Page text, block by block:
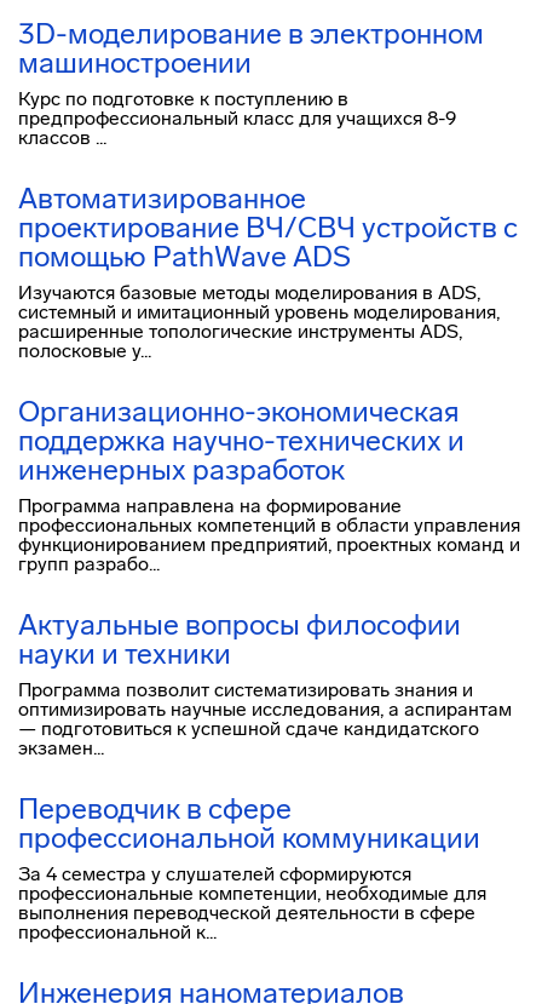
3D-моделирование в электронном
машиностроении
Курс по подготовке к поступлению в
предпрофессиональный класс для учащихся 8-9
классов ...
Автоматизированное
проектирование ВЧ/СВЧ устройств с
помощью PathWave ADS
Изучаются базовые методы моделирования в ADS,
системный и имитационный уровень моделирования,
расширенные топологические инструменты ADS,
полосковые у...
Организационно-экономическая
поддержка научно-технических и
инженерных разработок
Программа направлена на формирование
профессиональных компетенций в области управления
функционированием предприятий, проектных команд и
групп разрабо...
Актуальные вопросы философии
науки и техники
Программа позволит систематизировать знания и
оптимизировать научные исследования, а аспирантам
— подготовиться к успешной сдаче кандидатского
экзамен...
Переводчик в сфере
профессиональной коммуникации
За 4 семестра у слушателей сформируются
профессиональные компетенции, необходимые для
выполнения переводческой деятельности в сфере
профессиональной к...
Инженерия наноматериалов